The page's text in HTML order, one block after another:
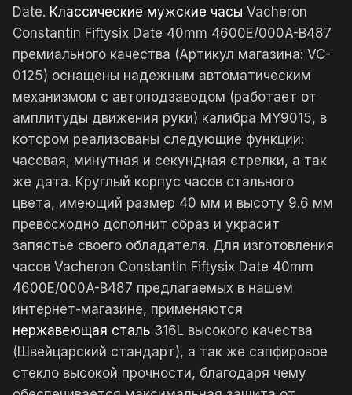
Date. Классические мужские часы Vacheron
Constantin Fiftysix Date 40mm 4600E/000A-B487
премиального качества (Артикул магазина: VC-
0125) оснащены надежным автоматическим
механизмом с автоподзаводом (работает от
амплитуды движения руки) калибра MY9015, в
котором реализованы следующие функции:
часовая, минутная и секундная стрелки, а так
же дата. Круглый корпус часов стального
цвета, имеющий размер 40 мм и высоту 9.6 мм
превосходно дополнит образ и украсит
запястье своего обладателя. Для изготовления
часов Vacheron Constantin Fiftysix Date 40mm
4600E/000A-B487 предлагаемых в нашем
интернет-магазине, применяются
нержавеющая сталь 316L высокого качества
(Швейцарский стандарт), а так же сапфировое
стекло высокой прочности, благодаря чему